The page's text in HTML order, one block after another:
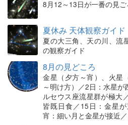
8月12～13日が一番の見
夏休み 天体観察ガイド
夏の大三角、天の川、流
の観察ガイド
8月の見どころ
金星（夕方～宵）、火星
～明け方）／2日：水星
ルセウス座流星群が極大
皆既日食／15日：金星
宵：細い月と金星が接近